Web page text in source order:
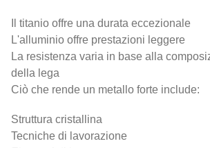
Il titanio offre una durata eccezionale
L'alluminio offre prestazioni leggere
La resistenza varia in base alla
della lega
Ciò che rende un metallo forte include:
Struttura cristallina
Tecniche di lavorazione